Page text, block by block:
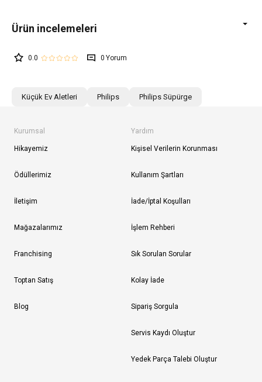
0.0 0
Küçük Ev Aletleri Philips Philips Süpürge
Kurumsal
Hikayemiz
Ödüllerimiz
İletişim
Mağazalarımız
Franchising
Toptan Satış
Blog
Yardım
Kişisel Verilerin Korunması
Kullanım Şartları
İade/İptal Koşulları
İşlem Rehberi
Sık Sorulan Sorular
Kolay İade
Sipariş Sorgula
Servis Kaydı Oluştur
Yedek Parça Talebi Oluştur